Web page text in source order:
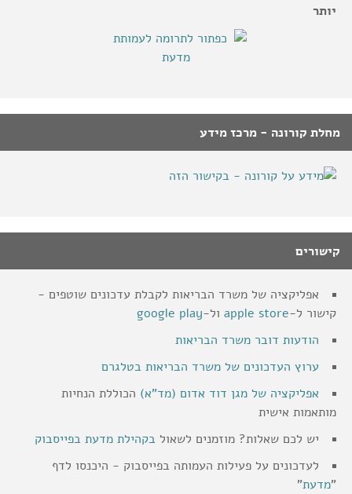
יותר
מחלת קורונה - מרכז מידע
קישורים
אפליקציה של משרד הבריאות לקבלת עדכונים שוטפים -
קישור ל-apple store ול-google play
הודעות דובר משרד הבריאות
ערוץ העדכונים של משרד הבריאות בטלגרם
אפליקציה של מגן דוד אדום (מד"א) הכוללת הנחיות
מותאמות אישית
יש לכם שאלות? מוזמנים לשאול בקהילת מדעת בפייסבוק
לעדכונים על פעילות העמותה בפייסבוק - היכנסו לדף
"מדעת"